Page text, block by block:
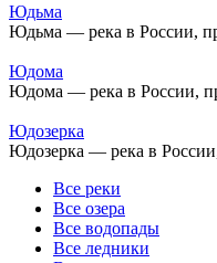
Юдьма
Юдьма — река в России,
Юдома
Юдома — река в России,
Юдозерка
Юдозерка — река в
Все реки
Все озера
Все водопады
Все ледники